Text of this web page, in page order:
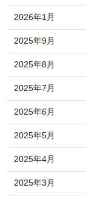
2026年1月
2025年9月
2025年8月
2025年7月
2025年6月
2025年5月
2025年4月
2025年3月